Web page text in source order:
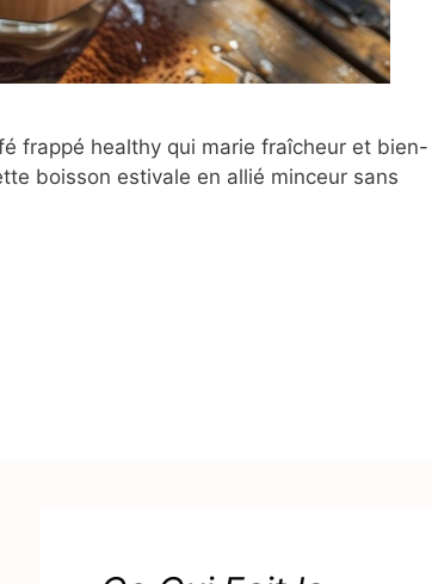
frappé healthy qui marie fraîcheur et bien-
boisson estivale en allié minceur sans